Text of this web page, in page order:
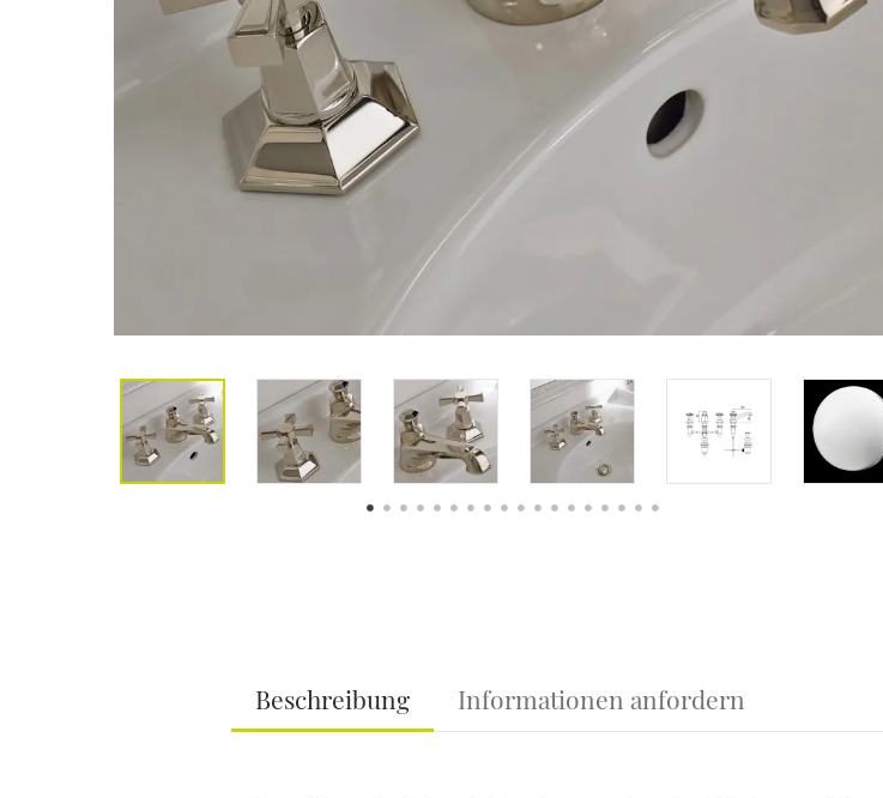
Beschreibung Informationen anfordern